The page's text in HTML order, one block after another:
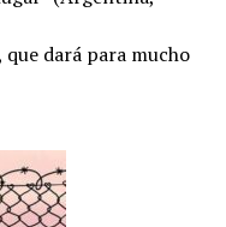
que dará para mucho